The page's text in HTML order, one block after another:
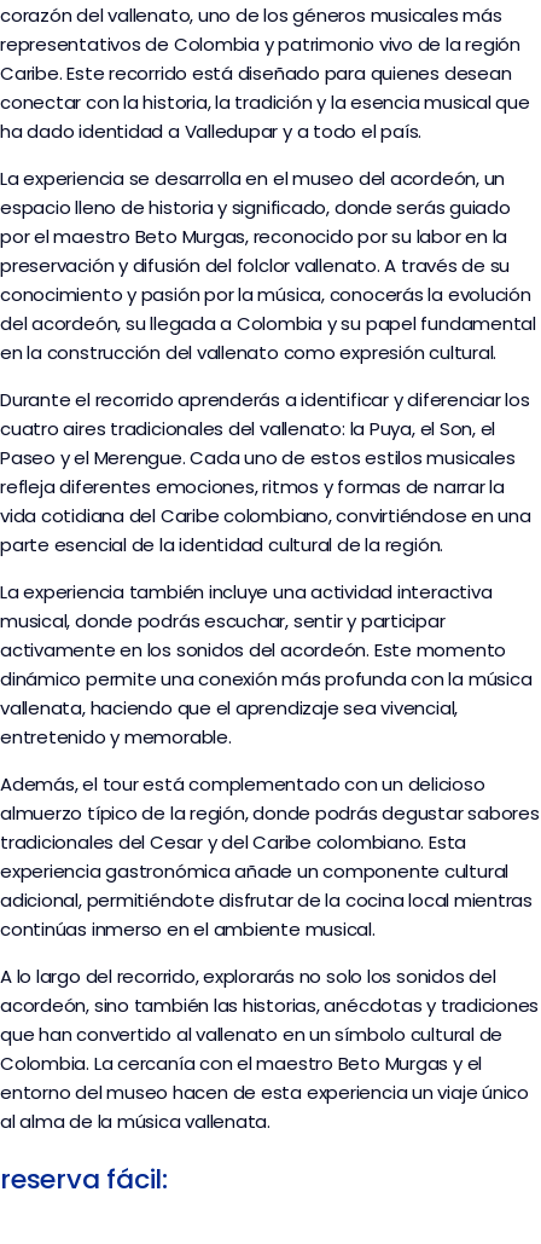
corazón del vallenato, uno de los géneros musicales más
representativos de Colombia y patrimonio vivo de la región
Caribe. Este recorrido está diseñado para quienes desean
conectar con la historia, la tradición y la esencia musical que
ha dado identidad a Valledupar y a todo el país.
La experiencia se desarrolla en el museo del acordeón, un
espacio lleno de historia y significado, donde serás guiado
por el maestro Beto Murgas, reconocido por su labor en la
preservación y difusión del folclor vallenato. A través de su
conocimiento y pasión por la música, conocerás la evolución
del acordeón, su llegada a Colombia y su papel fundamental
en la construcción del vallenato como expresión cultural.
Durante el recorrido aprenderás a identificar y diferenciar los
cuatro aires tradicionales del vallenato: la Puya, el Son, el
Paseo y el Merengue. Cada uno de estos estilos musicales
refleja diferentes emociones, ritmos y formas de narrar la
vida cotidiana del Caribe colombiano, convirtiéndose en una
parte esencial de la identidad cultural de la región.
La experiencia también incluye una actividad interactiva
musical, donde podrás escuchar, sentir y participar
activamente en los sonidos del acordeón. Este momento
dinámico permite una conexión más profunda con la música
vallenata, haciendo que el aprendizaje sea vivencial,
entretenido y memorable.
Además, el tour está complementado con un delicioso
almuerzo típico de la región, donde podrás degustar sabores
tradicionales del Cesar y del Caribe colombiano. Esta
experiencia gastronómica añade un componente cultural
adicional, permitiéndote disfrutar de la cocina local mientras
continúas inmerso en el ambiente musical.
A lo largo del recorrido, explorarás no solo los sonidos del
acordeón, sino también las historias, anécdotas y tradiciones
que han convertido al vallenato en un símbolo cultural de
Colombia. La cercanía con el maestro Beto Murgas y el
entorno del museo hacen de esta experiencia un viaje único
al alma de la música vallenata.
reserva fácil: